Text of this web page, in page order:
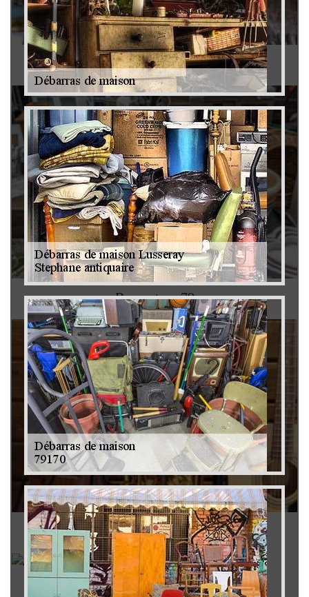
Antiquaire 79
Brocanteur 79
Rachat instrument de musique 79
Achat antiquité 79